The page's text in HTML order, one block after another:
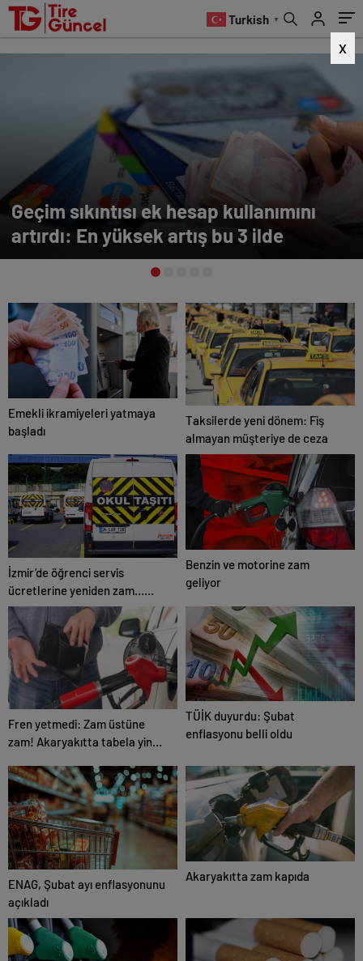
Turkish ▼
X
Geçim sıkıntısı ek hesap kullanımını
artırdı: En yüksek artış bu 3 ilde
Emekli ikramiyeleri yatmaya
başladı
Taksilerde yeni dönem: Fiş
almayan müşteriye de ceza
İzmir’de öğrenci servis
ücretlerine yeniden zam…
İşte yeni fiyatlar!
Benzin ve motorine zam
geliyor
Fren yetmedi: Zam üstüne
zam! Akaryakıtta tabela yine
TÜİK duyurdu: Şubat
enflasyonu belli oldu
ENAG, Şubat ayı enflasyonunu
açıkladı
Akaryakıtta zam kapıda